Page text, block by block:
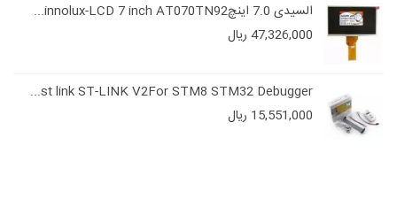
السیدی 7.0 اینچinnolux-LCD 7 inch AT070TN92...
47,326,000 ریال
st link ST-LINK V2For STM8 STM32 Debugger...
15,551,000 ریال